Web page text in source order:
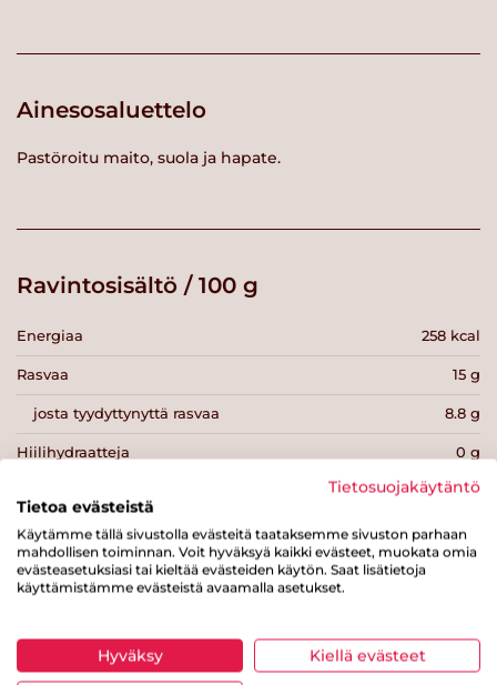
Ainesosaluettelo
Pastöroitu maito, suola ja hapate.
Ravintosisältö / 100 g
Energiaa 258 kcal
Rasvaa 15 g
josta tyydyttynyttä rasvaa 8.8 g
Hiilihydraatteja 0 g
0 g
Kuitua 0 g
Proteiinia
Tietosuojakäytäntö
Tietoa evästeistä
Käytämme tällä sivustolla evästeitä taataksemme sivuston parhaan
mahdollisen toiminnan. Voit hyväksyä kaikki evästeet, muokata omia
evästeasetuksiasi tai kieltää evästeiden käytön. Saat lisätietoja
käyttämistämme evästeistä avaamalla asetukset.
Hyväksy Kiellä evästeet